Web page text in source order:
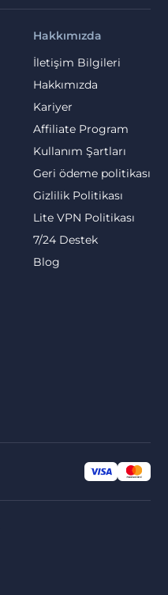
Hakkımızda
İletişim Bilgileri
Hakkımızda
Kariyer
Affiliate Program
Kullanım Şartları
Geri ödeme politikası
Gizlilik Politikası
Lite VPN Politikası
7/24 Destek
Blog